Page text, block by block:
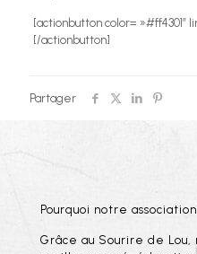
[actionbutton color= »#ff4301″
[/actionbutton]
Partager
Pourquoi notre
Grâce au Sourire de Lou,